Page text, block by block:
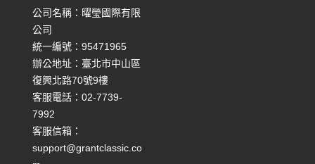
公司名稱：曜瑩國際有限
公司
統一編號：95471965
辦公地址：臺北市中山區
復興北路70號9樓
客服電話：02-7739-
7992
客服信箱：
support@grantclassic.co